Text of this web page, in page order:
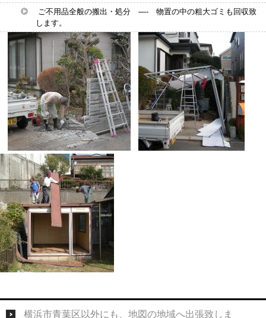
ご不用品全般の搬出・処分 —- 物置の中の粗大ゴミも回収致
します。
横浜市青葉区以外にも、地図の地域へ出張致しま